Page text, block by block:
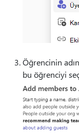
Öğrencinin
bu öğrenciyi